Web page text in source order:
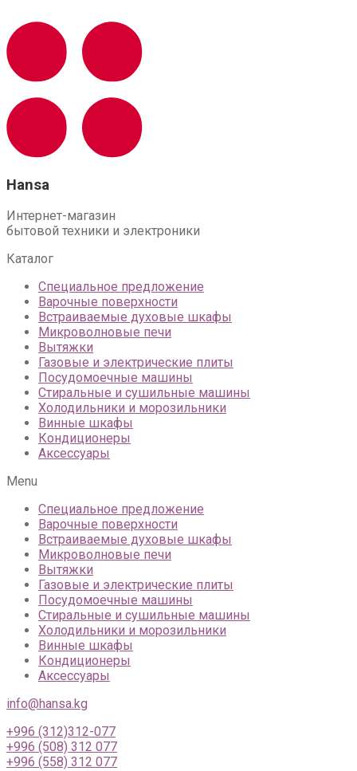
Hansa
Интернет-магазин
бытовой техники и электроники
Каталог
Специальное предложение
Варочные поверхности
Встраиваемые духовые шкафы
Микроволновые печи
Вытяжки
Газовые и электрические плиты
Посудомоечные машины
Стиральные и сушильные машины
Холодильники и морозильники
Винные шкафы
Кондиционеры
Аксессуары
Menu
Специальное предложение
Варочные поверхности
Встраиваемые духовые шкафы
Микроволновые печи
Вытяжки
Газовые и электрические плиты
Посудомоечные машины
Стиральные и сушильные машины
Холодильники и морозильники
Винные шкафы
Кондиционеры
Аксессуары
info@hansa.kg
+996 (312)312-077
+996 (508) 312 077
+996 (558) 312 077